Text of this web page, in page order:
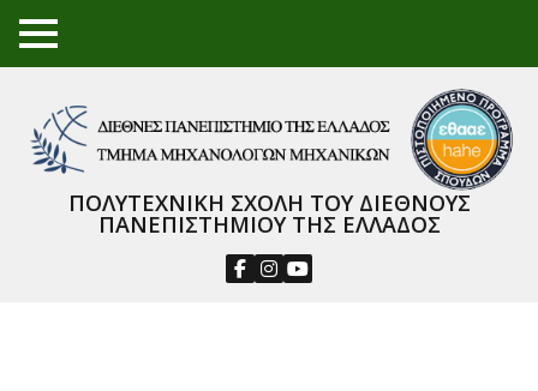
TO
GGL
NU
ΠΟΛΥΤΕΧΝΙΚΗ ΣΧΟΛΗ ΤΟΥ ΔΙΕΘΝΟΥΣ
ΠΑΝΕΠΙΣΤΗΜΙΟΥ ΤΗΣ ΕΛΛΑΔΟΣ